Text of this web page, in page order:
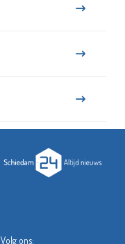
Volg ons: